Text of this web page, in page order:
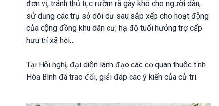
đơn vị, tránh thủ tục rườm rà gây khó cho người dân;
sử dụng các trụ sở dôi dư sau sắp xếp cho hoạt động
của cộng đồng khu dân cư; hạ độ tuổi hưởng trợ cấp
hưu trí xã hội…
Tại Hội nghị, đại diện lãnh đạo các cơ quan thuộc tỉnh
Hòa Bình đã trao đổi, giải đáp các ý kiến của cử tri.